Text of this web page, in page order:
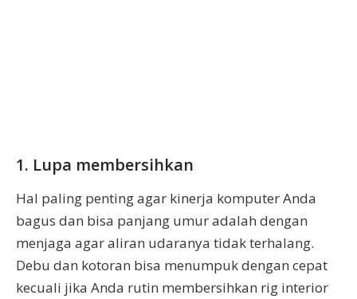
1. Lupa membersihkan
Hal paling penting agar kinerja komputer Anda
bagus dan bisa panjang umur adalah dengan
menjaga agar aliran udaranya tidak terhalang.
Debu dan kotoran bisa menumpuk dengan cepat
kecuali jika Anda rutin membersihkan rig interior